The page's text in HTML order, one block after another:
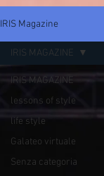
IRIS Magazine
IRIS MAGAZINE
lessons of style
life style
Galateo virtuale
Senza categoria
IRIS MAGAZINE